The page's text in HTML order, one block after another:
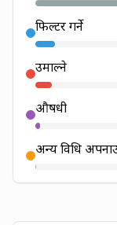
फिल्टर गर्ने
उमाल्ने
औषधी
अन्य विधि